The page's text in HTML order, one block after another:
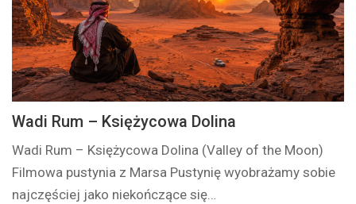
Wadi Rum – Księżycowa Dolina
Wadi Rum – Księżycowa Dolina (Valley of the Moon)
Filmowa pustynia z Marsa Pustynię wyobrażamy sobie
najczęściej jako niekończące się…